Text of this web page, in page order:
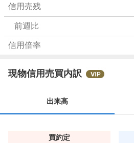
信用売残
前週比
信用倍率
現物信用売買内訳
出来高
買約定